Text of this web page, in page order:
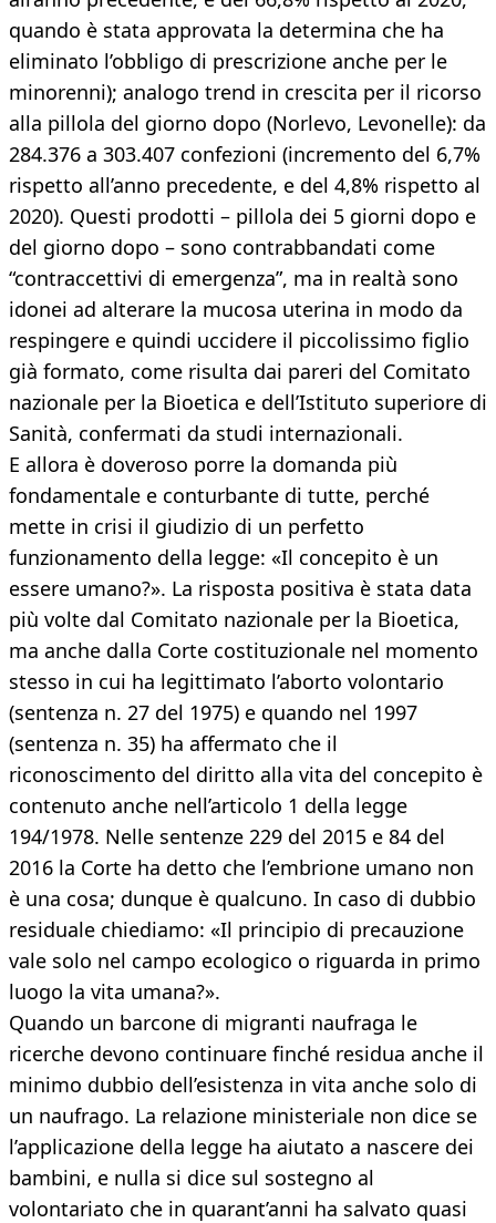
quando è stata approvata la determina che ha
eliminato l’obbligo di prescrizione anche per le
minorenni); analogo trend in crescita per il ricorso
alla pillola del giorno dopo (Norlevo, Levonelle): da
284.376 a 303.407 confezioni (incremento del 6,7%
rispetto all’anno precedente, e del 4,8% rispetto al
2020). Questi prodotti – pillola dei 5 giorni dopo e
del giorno dopo – sono contrabbandati come
“contraccettivi di emergenza”, ma in realtà sono
idonei ad alterare la mucosa uterina in modo da
respingere e quindi uccidere il piccolissimo figlio
già formato, come risulta dai pareri del Comitato
nazionale per la Bioetica e dell’Istituto superiore di
Sanità, confermati da studi internazionali.
E allora è doveroso porre la domanda più
fondamentale e conturbante di tutte, perché
mette in crisi il giudizio di un perfetto
funzionamento della legge: «Il concepito è un
essere umano?». La risposta positiva è stata data
più volte dal Comitato nazionale per la Bioetica,
ma anche dalla Corte costituzionale nel momento
stesso in cui ha legittimato l’aborto volontario
(sentenza n. 27 del 1975) e quando nel 1997
(sentenza n. 35) ha affermato che il
riconoscimento del diritto alla vita del concepito è
contenuto anche nell’articolo 1 della legge
194/1978. Nelle sentenze 229 del 2015 e 84 del
2016 la Corte ha detto che l’embrione umano non
è una cosa; dunque è qualcuno. In caso di dubbio
residuale chiediamo: «Il principio di precauzione
vale solo nel campo ecologico o riguarda in primo
luogo la vita umana?».
Quando un barcone di migranti naufraga le
ricerche devono continuare finché residua anche il
minimo dubbio dell’esistenza in vita anche solo di
un naufrago. La relazione ministeriale non dice se
l’applicazione della legge ha aiutato a nascere dei
bambini, e nulla si dice sul sostegno al
volontariato che in quarant’anni ha salvato quasi